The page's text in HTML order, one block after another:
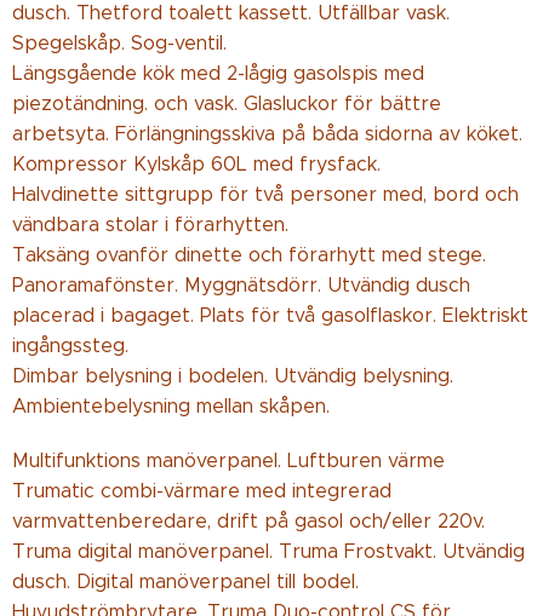
dusch. Thetford toalett kassett. Utfällbar vask.
Spegelskåp. Sog-ventil.
Längsgående kök med 2-lågig gasolspis med
piezotändning. och vask. Glasluckor för bättre
arbetsyta. Förlängningsskiva på båda sidorna av köket.
Kompressor Kylskåp 60L med frysfack.
Halvdinette sittgrupp för två personer med, bord och
vändbara stolar i förarhytten.
Taksäng ovanför dinette och förarhytt med stege.
Panoramafönster. Myggnätsdörr. Utvändig dusch
placerad i bagaget. Plats för två gasolflaskor. Elektriskt
ingångssteg.
Dimbar belysning i bodelen. Utvändig belysning.
Ambientebelysning mellan skåpen.
Multifunktions manöverpanel. Luftburen värme
Trumatic combi-värmare med integrerad
varmvattenberedare, drift på gasol och/eller 220v.
Truma digital manöverpanel. Truma Frostvakt. Utvändig
dusch. Digital manöverpanel till bodel.